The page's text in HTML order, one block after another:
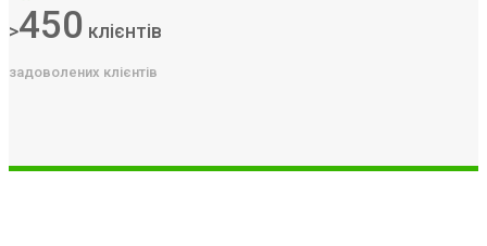
>450 клієнтів
задоволених клієнтів